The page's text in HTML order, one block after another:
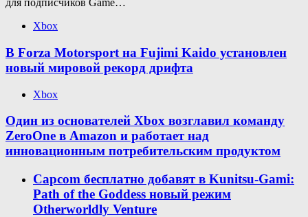
для подписчиков Game…
Xbox
В Forza Motorsport на Fujimi Kaido установлен
новый мировой рекорд дрифта
Xbox
Один из основателей Xbox возглавил команду
ZeroOne в Amazon и работает над
инновационным потребительским продуктом
Capcom бесплатно добавят в Kunitsu-Gami:
Path of the Goddess новый режим
Otherworldly Venture